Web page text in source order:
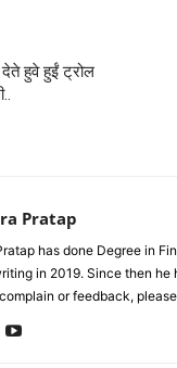
हुवे हुईं ट्रोल
Pratap
has done Degree in
in 2019. Since then
or feedback,